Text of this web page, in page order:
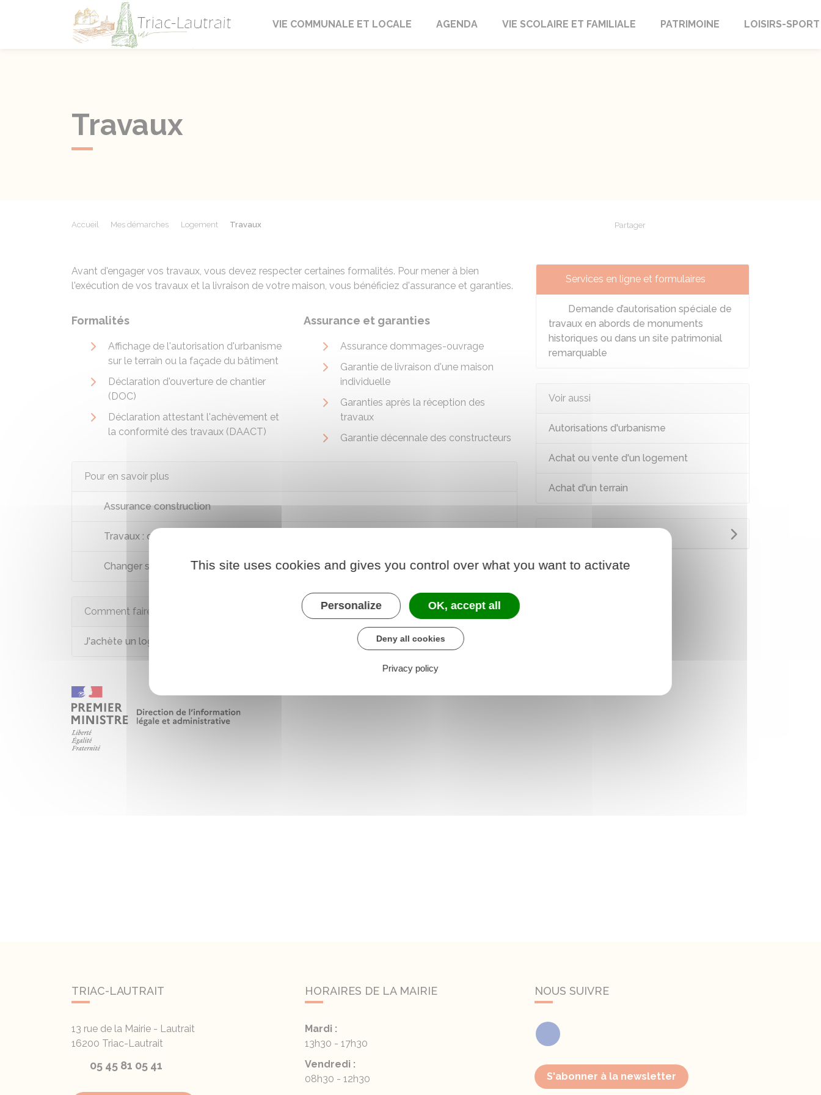
Triac-Lautrait
VIE COMMUNALE ET LOCALE AGENDA VIE SCOLAIRE ET FAMILIALE PATRIMOINE LOISIRS-SPORT
Travaux
Accueil Mes démarches Logement Travaux Partager
Avant d'engager vos travaux, vous devez respecter certaines formalités. Pour mener à bien
l'exécution de vos travaux et la livraison de votre maison, vous bénéficiez d'assurance et garanties.
Formalités
Affichage de l'autorisation d'urbanisme
sur le terrain ou la façade du bâtiment
Déclaration d'ouverture de chantier
(DOC)
Déclaration attestant l'achèvement et
la conformité des travaux (DAACT)
Assurance et garanties
Assurance dommages-ouvrage
Garantie de livraison d'une maison
individuelle
Garanties après la réception des
travaux
Garantie décennale des constructeurs
Pour en savoir plus
Assurance construction
Travaux : quelques conseils pour choisir un professionnel
Changer ses fenêtres
Comment faire si...
J'achète un logement
Services en ligne et formulaires
Demande d’autorisation spéciale de
travaux en abords de monuments
historiques ou dans un site patrimonial
remarquable
Voir aussi
Autorisations d'urbanisme
Achat ou vente d'un logement
Achat d'un terrain
TRIAC-LAUTRAIT
13 rue de la Mairie - Lautrait
16200 Triac-Lautrait
05 45 81 05 41
HORAIRES DE LA MAIRIE
Mardi :
13h30 - 17h30
Vendredi :
08h30 - 12h30
NOUS SUIVRE
Facebook
S'abonner à la newsletter
This site uses cookies and gives you control over what you want to activate
Personalize OK, accept all
Deny all cookies
Privacy policy